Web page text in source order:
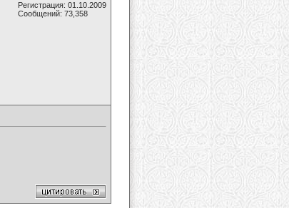
Регистрация: 01.10.2009
Сообщений: 73,358